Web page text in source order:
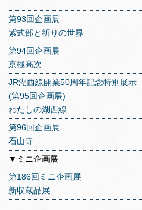
第93回企画展
紫式部と祈りの世界
第94回企画展
京極高次
JR湖西線開業50周年記念特別展示
(第95回企画展)
わたしの湖西線
第96回企画展
石山寺
▼ミニ企画展
第186回ミニ企画展
新収蔵品展